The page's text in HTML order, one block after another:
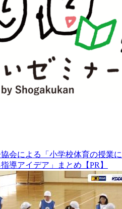
会による「小学校体育の授業に
導アイデア」まとめ【PR】